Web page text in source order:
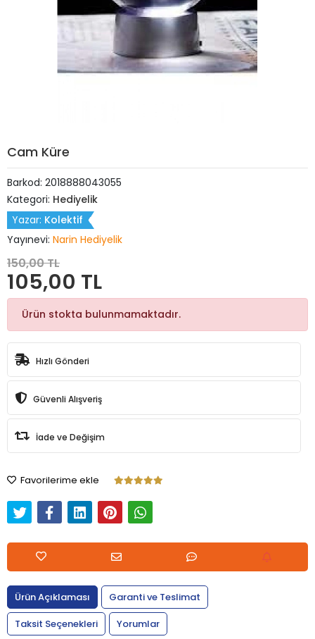
Cam Küre
Barkod: 2018888043055
Kategori: Hediyelik
Yazar: Kolektif
Yayınevi: Narin Hediyelik
150,00 TL
105,00 TL
Ürün stokta bulunmamaktadır.
Hızlı Gönderi
Güvenli Alışveriş
İade ve Değişim
Favorilerime ekle
Ürün Açıklaması
Garanti ve Teslimat
Taksit Seçenekleri
Yorumlar